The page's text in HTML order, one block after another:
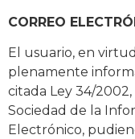
CORREO
El usuario, en
plenamente
citada Ley 34/2002,
Sociedad de la
Electrónico,